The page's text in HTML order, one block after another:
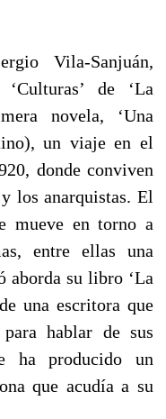
Vila-Sanjuán,
de ‘La
novela, ‘Una
un viaje en el
donde conviven
los anarquistas. El
mueve en torno a
entre ellas una
aborda su libro ‘La
una escritora que
hablar de sus
ha producido un
que acudía a su